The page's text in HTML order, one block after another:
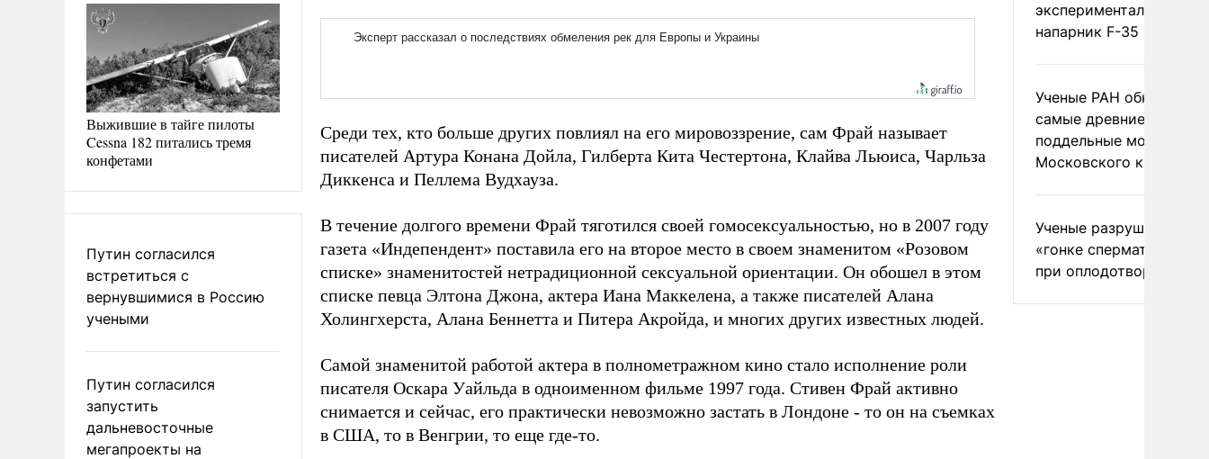
Выжившие в тайге пилоты
Cessna 182 питались тремя
конфетами
Путин согласился
встретиться с
вернувшимися в Россию
учеными
Путин согласился
запустить
дальневосточные
мегапроекты на
Среди тех, кто больше других повлиял на его мировоззрение, сам Фрай называет
писателей Артура Конана Дойла, Гилберта Кита Честертона, Клайва Льюиса, Чарльза
Диккенса и Пеллема Вудхауза.
В течение долгого времени Фрай тяготился своей гомосексуальностью, но в 2007 году
газета «Индепендент» поставила его на второе место в своем знаменитом «Розовом
списке» знаменитостей нетрадиционной сексуальной ориентации. Он обошел в этом
списке певца Элтона Джона, актера Иана Маккелена, а также писателей Алана
Холингхерста, Алана Беннетта и Питера Акройда, и многих других известных людей.
Самой знаменитой работой актера в полнометражном кино стало исполнение роли
писателя Оскара Уайльда в одноименном фильме 1997 года. Стивен Фрай активно
снимается и сейчас, его практически невозможно застать в Лондоне - то он на съемках
в США, то в Венгрии, то еще где-то.
экспериментальный
напарник F-35
Ученые РАН
самые древние
поддельные монеты
Московского
Ученые разрушили миф
«гонке
при оплодотворении